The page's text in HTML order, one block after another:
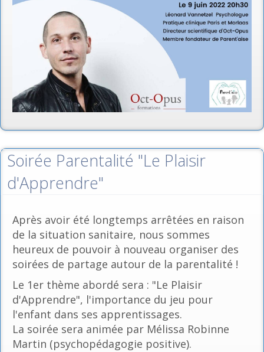
Soirée Parentalité "Le Plaisir
d'Apprendre"
Après avoir été longtemps arrêtées en raison
de la situation sanitaire, nous sommes
heureux de pouvoir à nouveau organiser des
soirées de partage autour de la parentalité !
Le 1er thème abordé sera : "Le Plaisir
d'Apprendre", l'importance du jeu pour
l'enfant dans ses apprentissages.
La soirée sera animée par Mélissa Robinne
Martin (psychopédagogie positive).